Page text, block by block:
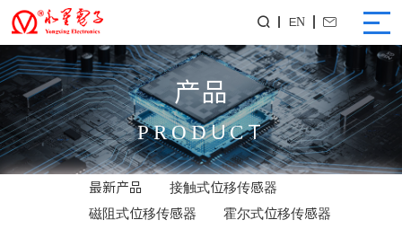
 EN 
产品
PRODUCT
最新产品
接触式位移传感器
磁阻式位移传感器
霍尔式位移传感器